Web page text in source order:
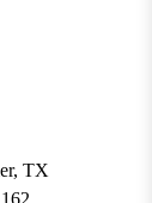
TX